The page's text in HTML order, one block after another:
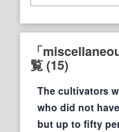
「
覧 (15)
The cultivators
who did not
but up to fifty